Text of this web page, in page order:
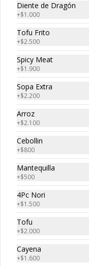
$500
PARA LLEVAR
Conócenos
Zona de Delivery
Diente de Dragón
+$1.000
Tofu Frito
+$2.500
Spicy Meat
+$1.900
Sopa Extra
+$2.200
Arroz
+$2.100
Cebollin
+$800
Mantequilla
+$500
4Pc Nori
+$1.500
Tofu
+$2.000
Cayena
+$1.600